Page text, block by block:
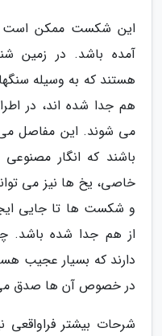
این شکست ممکن است
آمده باشد. در زمین
هستند که به وسیله
هم جدا شده اند، در
می شوند. این مفاصل می
باشند که انگار
خاصی، یخ ها نیز می
و شکست ها تا جایی
از هم جدا شده باشد.
دارند که بسیار عجیب
در خصوص آن ها صدق
شرحات بیشتر